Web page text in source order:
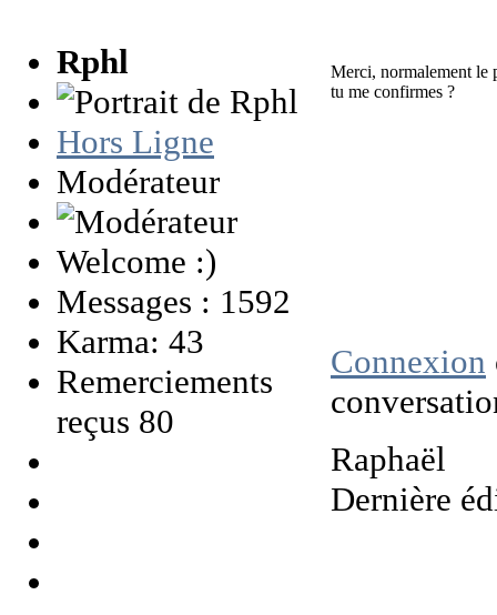
Rphl
Hors Ligne
Modérateur
Welcome :)
Messages : 1592
Karma: 43
Remerciements
reçus 80
Merci, normalement le
tu me confirmes ?
Connexion
Raphaël
Dernière